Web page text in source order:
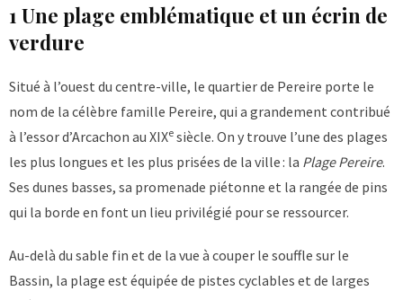
1 Une plage emblématique et un écrin de
verdure
Situé à l’ouest du centre-ville, le quartier de Pereire porte le
nom de la célèbre famille Pereire, qui a grandement contribué
à l’essor d’Arcachon au XIXe siècle. On y trouve l’une des plages
les plus longues et les plus prisées de la ville : la Plage Pereire.
Ses dunes basses, sa promenade piétonne et la rangée de pins
qui la borde en font un lieu privilégié pour se ressourcer.
Au-delà du sable fin et de la vue à couper le souffle sur le
Bassin, la plage est équipée de pistes cyclables et de larges